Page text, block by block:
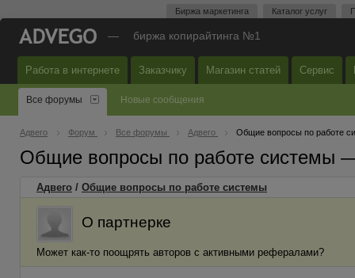
Биржа маркетинга Каталог услуг
— биржа копирайтинга №1
Работа в интернете Заказчику Магазин статей Сервис
Все форумы Новые сообщения
Адвего Форум Все форумы Адвего Общие вопросы по работе
Общие вопросы по работе системы
Адвего / Общие вопросы по работе системы
О партнерке
Может как-то поощрять авторов с активными рефералами?